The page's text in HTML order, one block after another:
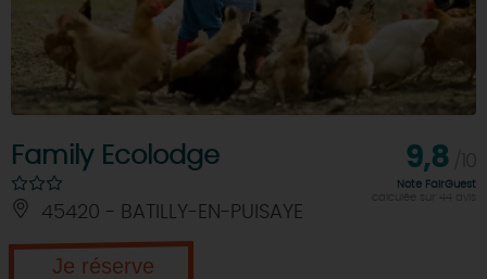
Family Ecolodge
45420 - BATILLY-EN-PUISAYE
9,8
Note FairGuest
Je réserve